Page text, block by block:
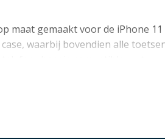
maat gemaakt voor de iPhone 11
waarbij bovendien alle